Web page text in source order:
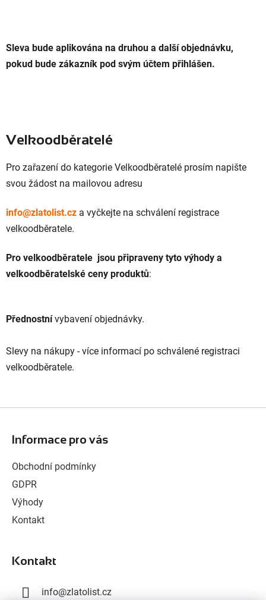
Sleva bude aplikována na druhou a další objednávku,
pokud bude zákazník pod svým účtem přihlášen.
Velkoodběratelé
Pro zařazení do kategorie Velkoodběratelé prosím napište
svou žádost na mailovou adresu
info@zlatolist.cz a vyčkejte na schválení registrace
velkoodběratele.
Pro velkoodběratele jsou připraveny tyto výhody a
velkoodběratelské ceny produktů:
Přednostnívybavení objednávky.
Slevy na nákupy - více informací po schválené registraci
velkoodběratele.
Informace pro vás
Obchodní podmínky
GDPR
Výhody
Kontakt
Kontakt
info@zlatolist.cz